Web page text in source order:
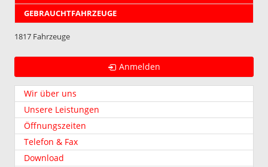
GEBRAUCHTFAHRZEUGE
1817 Fahrzeuge
Anmelden
Wir über uns
Unsere Leistungen
Öffnungszeiten
Telefon & Fax
Download